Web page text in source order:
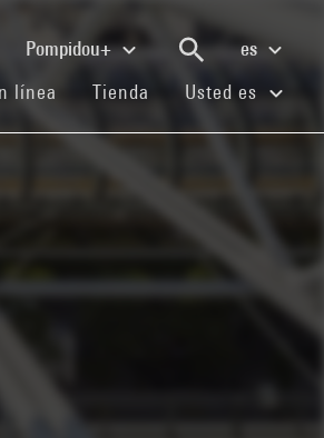
Pompidou+
es
línea (current)
Tienda (current)
Usted es